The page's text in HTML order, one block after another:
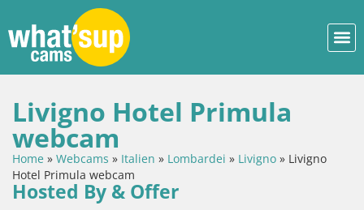
Livigno Hotel Primula
webcam
Home » Webcams » Italien » Lombardei » Livigno » Livigno
Hotel Primula webcam
Hosted By & Offer